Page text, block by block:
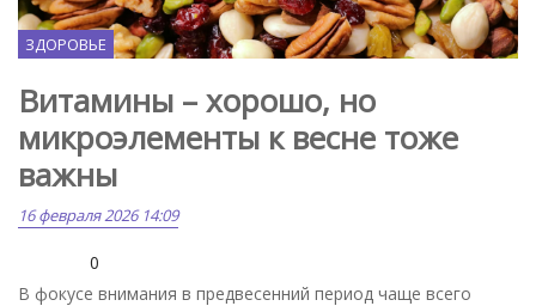
ЗДОРОВЬЕ
Витамины – хорошо, но
микроэлементы к весне тоже
важны
16 февраля 2026 14:09
0
В фокусе внимания в предвесенний период чаще всего